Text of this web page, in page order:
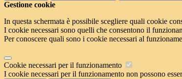
Gestione cookie
In questa schermata è possibile scegliere quali cookie
I cookie necessari sono quelli che consentono il
Per conoscere quali sono i cookie necessari al
Cookie necessari per il funzionamento
I cookie necessari per il funzionamento non possono